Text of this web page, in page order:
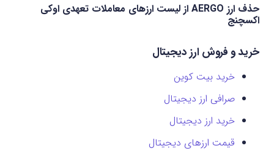
حذف ارز AERGO از لیست ارزهای معاملات تعهدی اوکی
اکسچنج
خرید و فروش ارز دیجیتال
خرید بیت کوین
صرافی ارز دیجیتال
خرید ارز دیجیتال
قیمت ارزهای دیجیتال